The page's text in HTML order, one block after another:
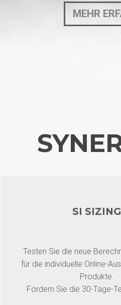
MEHR
SI SIZING
Testen Sie die neue
für die individuelle Online-
Produkte.
Fordern Sie die 30-Tage-